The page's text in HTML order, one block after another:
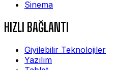
Sinema
HIZLI BAĞLANTI
Giyilebilir Teknolojiler
Yazılım